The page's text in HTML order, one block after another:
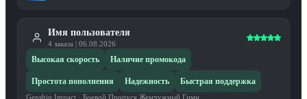
Имя пользователя
4 заказа | 06.08.2026
Высокая скорость Наличие промокода
Простота пополнения Надежность Быстрая поддержка
Genshin Impact · Боевой Пропуск Жемчужный Гимн